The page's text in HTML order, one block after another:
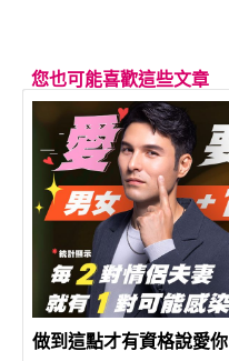
您也可能喜歡這些文章
做到這點才有資格說愛你